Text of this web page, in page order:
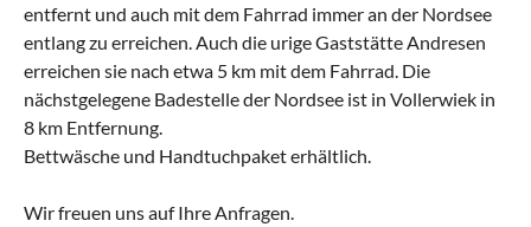
entfernt und auch mit dem Fahrrad immer an der Nordsee
entlang zu erreichen. Auch die urige Gaststätte Andresen
erreichen sie nach etwa 5 km mit dem Fahrrad. Die
nächstgelegene Badestelle der Nordsee ist in Vollerwiek in
8 km Entfernung.
Bettwäsche und Handtuchpaket erhältlich.
Wir freuen uns auf Ihre Anfragen.